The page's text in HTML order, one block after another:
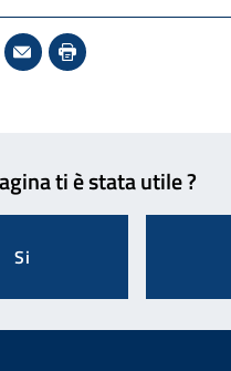
su Facebook - Sito
Sito esterno - Apertura
Invio Mail: apre il
Stampa pagina:
ti è stata utile ?
Si